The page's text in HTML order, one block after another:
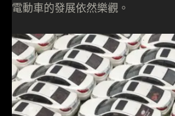
電動車的發展依然樂觀。